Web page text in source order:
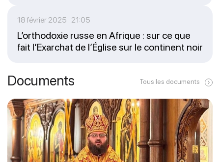
18 février 2025 21:05
L’orthodoxie russe en Afrique : sur ce que
fait l’Exarchat de l’Église sur le continent noir
Documents Tous les documents